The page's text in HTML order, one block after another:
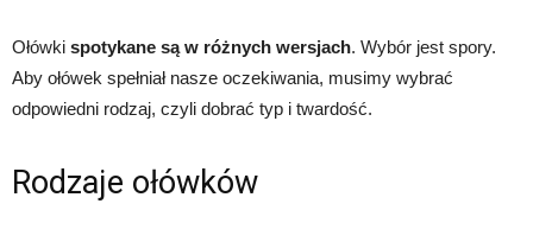
Ołówki spotykane są w różnych wersjach. Wybór jest spory.
Aby ołówek spełniał nasze oczekiwania, musimy wybrać
odpowiedni rodzaj, czyli dobrać typ i twardość.
Rodzaje ołówków